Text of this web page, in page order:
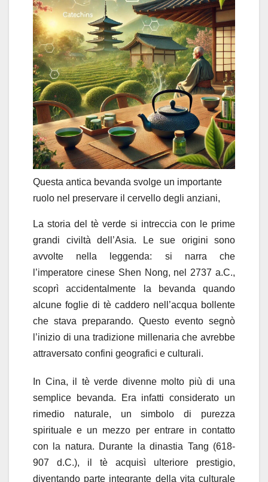
Questa antica bevanda svolge un importante
ruolo nel preservare il cervello degli anziani,
La storia del tè verde si intreccia con le prime
grandi civiltà dell’Asia. Le sue origini sono
avvolte nella leggenda: si narra che
l’imperatore cinese Shen Nong, nel 2737 a.C.,
scoprì accidentalmente la bevanda quando
alcune foglie di tè caddero nell’acqua bollente
che stava preparando. Questo evento segnò
l’inizio di una tradizione millenaria che avrebbe
attraversato confini geografici e culturali.
In Cina, il tè verde divenne molto più di una
semplice bevanda. Era infatti considerato un
rimedio naturale, un simbolo di purezza
spirituale e un mezzo per entrare in contatto
con la natura. Durante la dinastia Tang (618-
907 d.C.), il tè acquisì ulteriore prestigio,
diventando parte integrante della vita culturale